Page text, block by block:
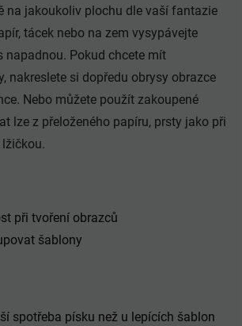
na jakoukoliv plochu dle vaší fantazie
tácek nebo na zem vysypávejte
napadnou. Pokud chcete mít
nakreslete si dopředu obrysy obrazce
Nebo můžete použít zakoupené
lze z přeloženého papíru, prsty jako při
při tvoření obrazců
šablony
spotřeba písku než u lepících šablon